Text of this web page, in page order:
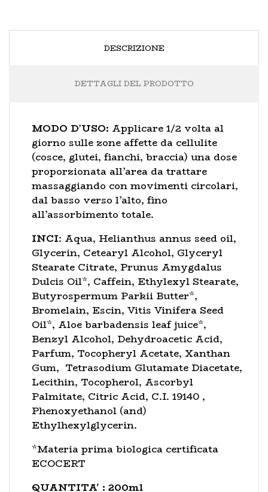
DESCRIZIONE
DETTAGLI DEL PRODOTTO
MODO D’USO: Applicare 1/2 volta al
giorno sulle zone affette da cellulite
(cosce, glutei, fianchi, braccia) una dose
proporzionata all’area da trattare
massaggiando con movimenti circolari,
dal basso verso l’alto, fino
all’assorbimento totale.
INCI: Aqua, Helianthus annus seed oil,
Glycerin, Cetearyl Alcohol, Glyceryl
Stearate Citrate, Prunus Amygdalus
Dulcis Oil*, Caffein, Ethylexyl Stearate,
Butyrospermum Parkii Butter*,
Bromelain, Escin, Vitis Vinifera Seed
Oil*, Aloe barbadensis leaf juice*,
Benzyl Alcohol, Dehydroacetic Acid,
Parfum, Tocopheryl Acetate, Xanthan
Gum, Tetrasodium Glutamate Diacetate,
Lecithin, Tocopherol, Ascorbyl
Palmitate, Citric Acid, C.I. 19140 ,
Phenoxyethanol (and)
Ethylhexylglycerin.
*Materia prima biologica certificata
ECOCERT
QUANTITA' : 200ml